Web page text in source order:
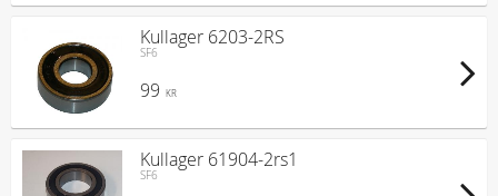
Kullager 6203-2RS
SF6
99 KR
Kullager 61904-2rs1
SF6